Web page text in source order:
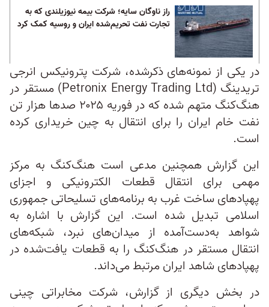
راز ناوگان سایه؛ شرکت بیمه نیوزیلندی که به
تجارت نفت تحریم‌شده ایران و روسیه کمک کرد
در یکی از نمونه‌های ذکرشده، شرکت پترونیکس انرجی
تریدینگ (Petronix Energy Trading Ltd) مستقر در
هنگ‌کنگ متهم شده که در فوریه ۲۰۲۵ صدها هزار تن
نفت خام ایران را برای انتقال به چین خریداری کرده
است.
این گزارش همچنین مدعی است هنگ‌کنگ به مرکز
مهمی برای انتقال قطعات الکترونیکی و اجزای
پهپادهای ساخت غرب به برنامه‌های تسلیحاتی جمهوری
اسلامی تبدیل شده است. این گزارش با اشاره به
شواهد به‌دست‌آمده از میدان‌های نبرد، شبکه‌های
انتقال مستقر در هنگ‌کنگ را به قطعات یافت‌شده در
پهپادهای شاهد ایران‌ مرتبط می‌داند.
در بخش دیگری از گزارش، شرکت مخابراتی چینی